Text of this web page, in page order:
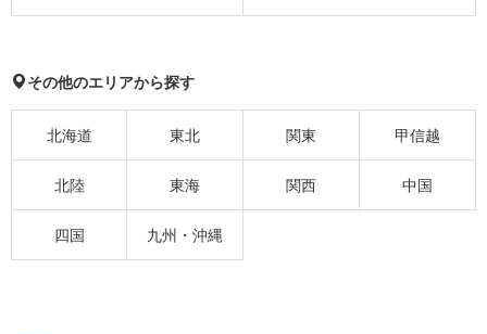
その他のエリアから探す
北海道 東北 関東 甲信越
北陸 東海 関西 中国
四国 九州・沖縄